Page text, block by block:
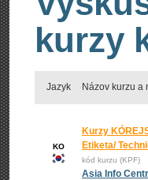
kurzy
Jazyk Názov kurzu a
KO
Kurzy
Etiketa/
kód kurzu (KPF)
Asia Info